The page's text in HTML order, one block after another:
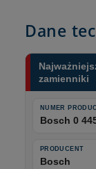
Dane
zamienniki
NUMER
Bosch 0
PRODUCENT
Bosch